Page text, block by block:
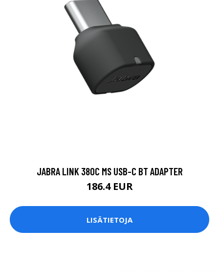
JABRA LINK 380C MS USB-C BT ADAPTER
186.4 EUR
LISÄTIETOJA